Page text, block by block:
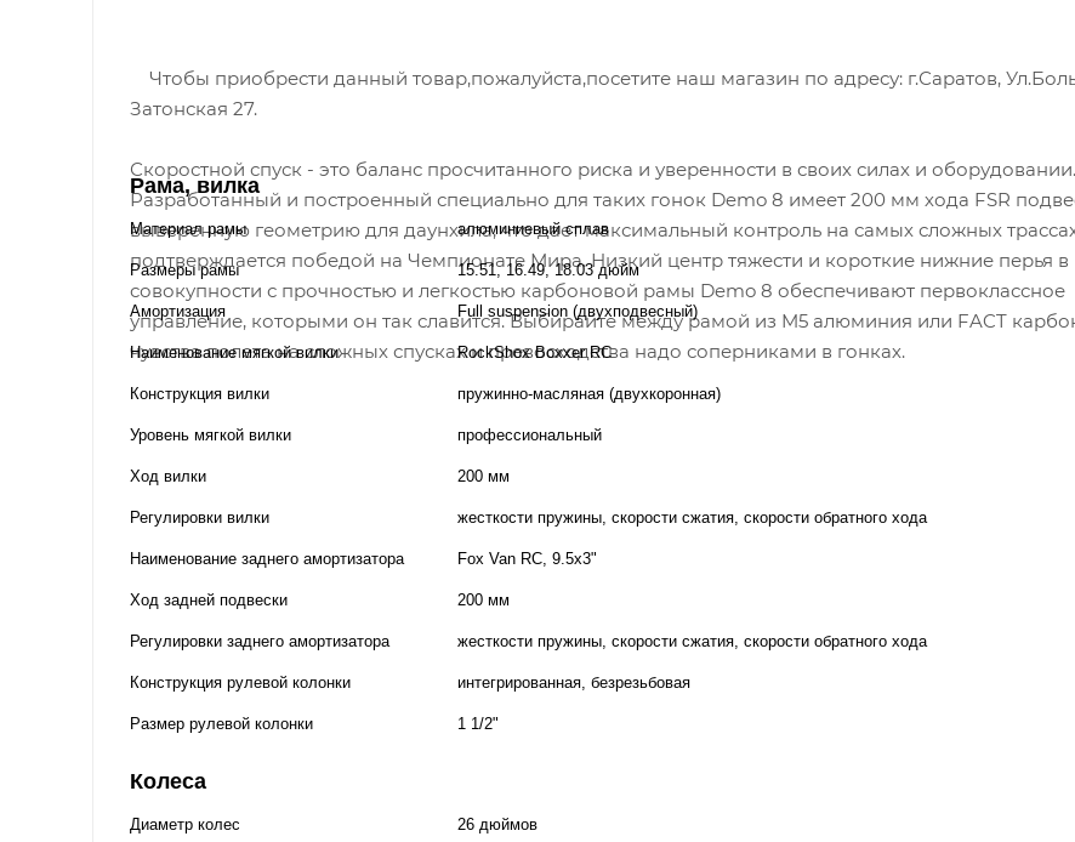
Чтобы приобрести данный товар,пожалуйста,посетите наш магазин по адресу: г.Саратов,
Затонская 27.
Скоростной спуск - это баланс просчитанного риска и уверенности в своих силах и оборудовании.
Разработанный и построенный специально для таких гонок Demo 8 имеет 200 мм хода FSR
выверенную геометрию для даунхила, что дает максимальный контроль на самых сложных
подтверждается победой на Чемпионате Мира. Низкий центр тяжести и короткие нижние перья в
совокупности с прочностью и легкостью карбоновой рамы Demo 8 обеспечивают первоклассное
управление, которыми он так славится. Выбирайте между рамой из M5 алюминия или FACT
чувства полета на сложных спусках и превосходства надо соперниками в гонках.
Рама, вилка
Материал рамы алюминиевый сплав
Размеры рамы 15.51, 16.49, 18.03 дюйм
Амортизация Full suspension (двухподвесный)
Наименование мягкой вилки RockShox Boxxer RC
Конструкция вилки пружинно-масляная (двухкоронная)
Уровень мягкой вилки профессиональный
Ход вилки 200 мм
Регулировки вилки жесткости пружины, скорости сжатия, скорости обратного хода
Наименование заднего амортизатора Fox Van RC, 9.5x3"
Ход задней подвески 200 мм
Регулировки заднего амортизатора жесткости пружины, скорости сжатия, скорости обратного хода
Конструкция рулевой колонки интегрированная, безрезьбовая
Размер рулевой колонки 1 1/2"
Колеса
Диаметр колес 26 дюймов